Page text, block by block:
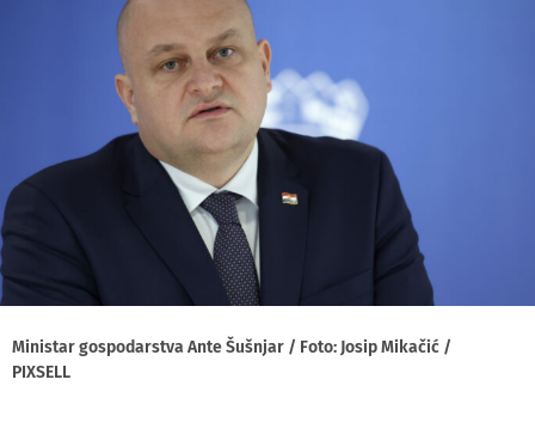
Ministar gospodarstva Ante Šušnjar / Foto: Josip Mikačić /
PIXSELL